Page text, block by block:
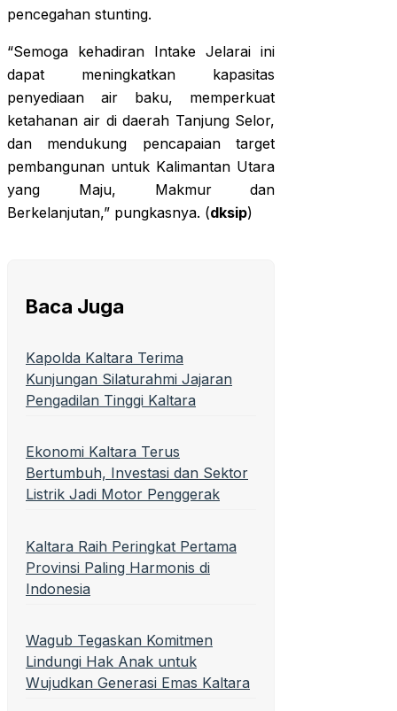
pencegahan stunting.
“Semoga kehadiran Intake Jelarai ini
dapat meningkatkan kapasitas
penyediaan air baku, memperkuat
ketahanan air di daerah Tanjung Selor,
dan mendukung pencapaian target
pembangunan untuk Kalimantan Utara
yang Maju, Makmur dan
Berkelanjutan,” pungkasnya. (dksip)
Baca Juga
Kapolda Kaltara Terima
Kunjungan Silaturahmi Jajaran
Pengadilan Tinggi Kaltara
Ekonomi Kaltara Terus
Bertumbuh, Investasi dan Sektor
Listrik Jadi Motor Penggerak
Kaltara Raih Peringkat Pertama
Provinsi Paling Harmonis di
Indonesia
Wagub Tegaskan Komitmen
Lindungi Hak Anak untuk
Wujudkan Generasi Emas Kaltara